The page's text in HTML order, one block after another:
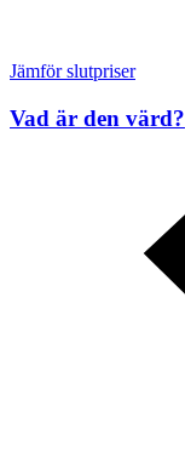
Jämför slutpriser
Vad är den värd?